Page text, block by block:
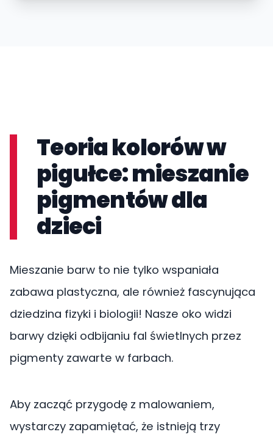
Teoria kolorów w
pigułce: mieszanie
pigmentów dla
dzieci
Mieszanie barw to nie tylko wspaniała
zabawa plastyczna, ale również fascynująca
dziedzina fizyki i biologii! Nasze oko widzi
barwy dzięki odbijaniu fal świetlnych przez
pigmenty zawarte w farbach.
Aby zacząć przygodę z malowaniem,
wystarczy zapamiętać, że istnieją trzy